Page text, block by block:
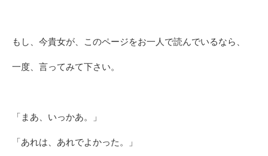
もし、今貴女が、このページをお一人で読んでいるなら、
一度、言ってみて下さい。
「まあ、いっかあ。」
「あれは、あれでよかった。」